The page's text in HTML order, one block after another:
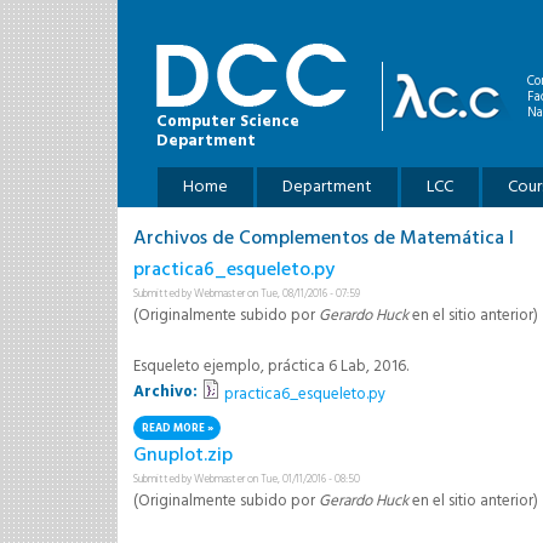
Skip to main content
Computer Science
Department
Main menu
Home Department LCC
Archivos de Complementos de Matemática I
practica6_esqueleto.py
Submitted byWebmasteron Tue, 08/11/2016 - 07:59
(Originalmente subido porGerardo Hucken el sitio anterior)
Esqueleto ejemplo, práctica 6 Lab, 2016.
Archivo:
practica6_esqueleto.py
READ MOREABOUT PRACTICA6_ESQUELETO.PY
Gnuplot.zip
Submitted byWebmasteron Tue, 01/11/2016 - 08:50
(Originalmente subido porGerardo Hucken el sitio anterior)